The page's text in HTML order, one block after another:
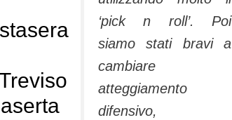
‘pick n roll’. Poi
siamo stati bravi a
cambiare
atteggiamento
difensivo,